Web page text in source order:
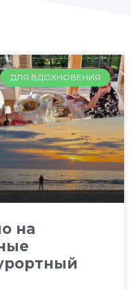
ДЛЯ ВДОХНОВЕНИЯ
на